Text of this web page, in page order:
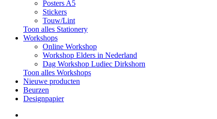
Posters A5
Stickers
Touw/Lint
Toon alles Stationery
Workshops
Online Workshop
Workshop Elders in Nederland
Dag Workshop Ludiec Dirkshorn
Toon alles Workshops
Nieuwe producten
Beurzen
Designpapier